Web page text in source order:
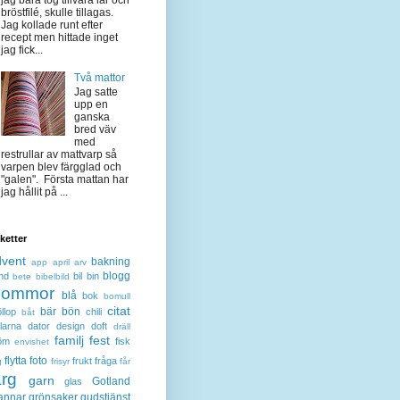
bröstfilé, skulle tillagas.
Jag kollade runt efter
recept men hittade inget
jag fick...
Två mattor
Jag satte
upp en
ganska
bred väv
med
restrullar av mattvarp så
varpen blev färgglad och
"galen". Första mattan har
jag hållit på ...
app april arv bakning
bete bibelbild bil bin blogg
blå bok bomull
båt bär bön chili citat
dator design doft dräll
envishet familj fest fisk
flytta foto frisyr frukt fråga får
garn glas
Gotland
grönsaker gudstjänst